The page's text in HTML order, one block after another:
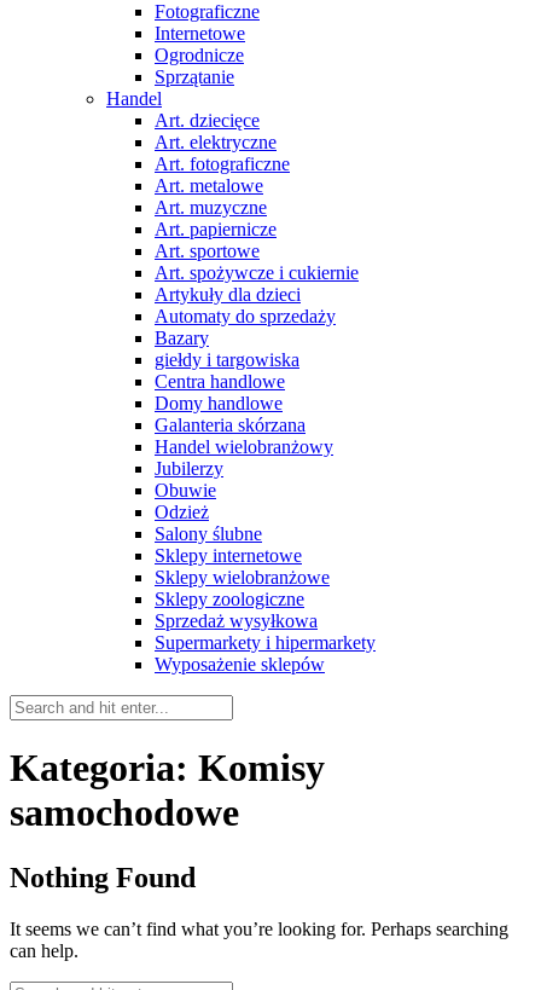
Fotograficzne
Internetowe
Ogrodnicze
Sprzątanie
Handel
Art. dziecięce
Art. elektryczne
Art. fotograficzne
Art. metalowe
Art. muzyczne
Art. papiernicze
Art. sportowe
Art. spożywcze i cukiernie
Artykuły dla dzieci
Automaty do sprzedaży
Bazary
giełdy i targowiska
Centra handlowe
Domy handlowe
Galanteria skórzana
Handel wielobranżowy
Jubilerzy
Obuwie
Odzież
Salony ślubne
Sklepy internetowe
Sklepy wielobranżowe
Sklepy zoologiczne
Sprzedaż wysyłkowa
Supermarkety i hipermarkety
Wyposażenie sklepów
Kategoria: Komisy
samochodowe
Nothing Found
It seems we can’t find what you’re looking for. Perhaps searching
can help.